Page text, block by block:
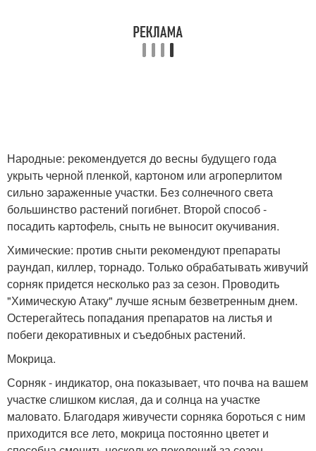
Народные: рекомендуется до весны будущего года
укрыть черной пленкой, картоном или агроперлитом
сильно зараженные участки. Без солнечного света
большинство растений погибнет. Второй способ -
посадить картофель, сныть не выносит окучивания.
Химические: против сныти рекомендуют препараты
раундап, киллер, торнадо. Только обрабатывать живучий
сорняк придется несколько раз за сезон. Проводить
"Химическую Атаку" лучше ясным безветренным днем.
Остерегайтесь попадания препаратов на листья и
побеги декоративных и съедобных растений.
Мокрица.
Сорняк - индикатор, она показывает, что почва на вашем
участке слишком кислая, да и солнца на участке
маловато. Благодаря живучести сорняка бороться с ним
приходится все лето, мокрица постоянно цветет и